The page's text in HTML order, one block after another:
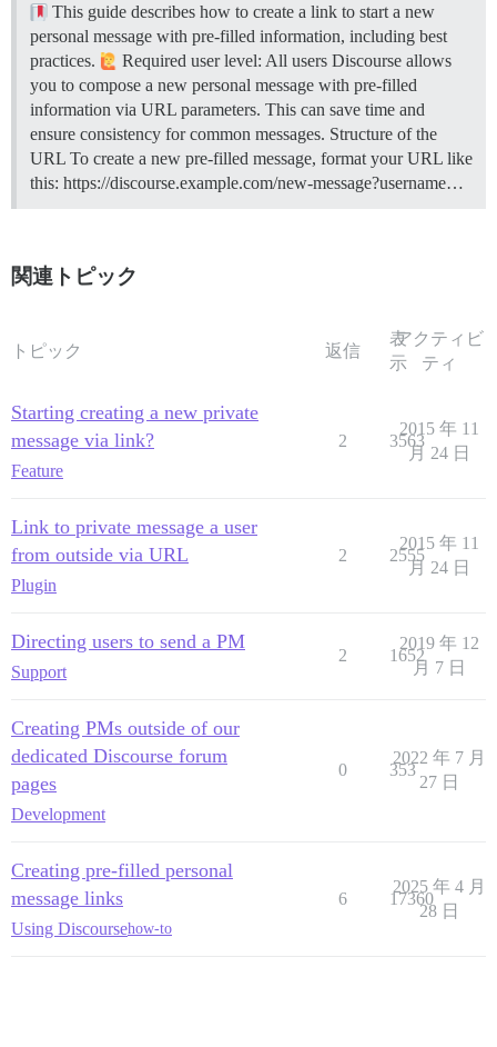
This guide describes how to create a link to start a new
personal message with pre-filled information, including best
practices.
Required user level: All users Discourse allows
you to compose a new personal message with pre-filled
information via URL parameters. This can save time and
ensure consistency for common messages. Structure of the
URL To create a new pre-filled message, format your URL like
this: https://discourse.example.com/new-message?username…
関連トピック
トピック 返信
表
示
アクティビ
ティ
Starting creating a new private
message via link?
Feature
2 3563
2015 年 11
月 24 日
Link to private message a user
from outside via URL
Plugin
2 2555
2015 年 11
月 24 日
Directing users to send a PM
Support
2 1652
2019 年 12
月 7 日
Creating PMs outside of our
dedicated Discourse forum
pages
Development
0 353
2022 年 7 月
27 日
Creating pre-filled personal
message links
Using Discoursehow-to
6 17360
2025 年 4 月
28 日